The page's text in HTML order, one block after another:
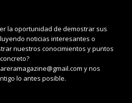
la oportunidad de demostrar sus
noticias interesantes o
nuestros conocimientos y puntos
y nos
lo antes posible.